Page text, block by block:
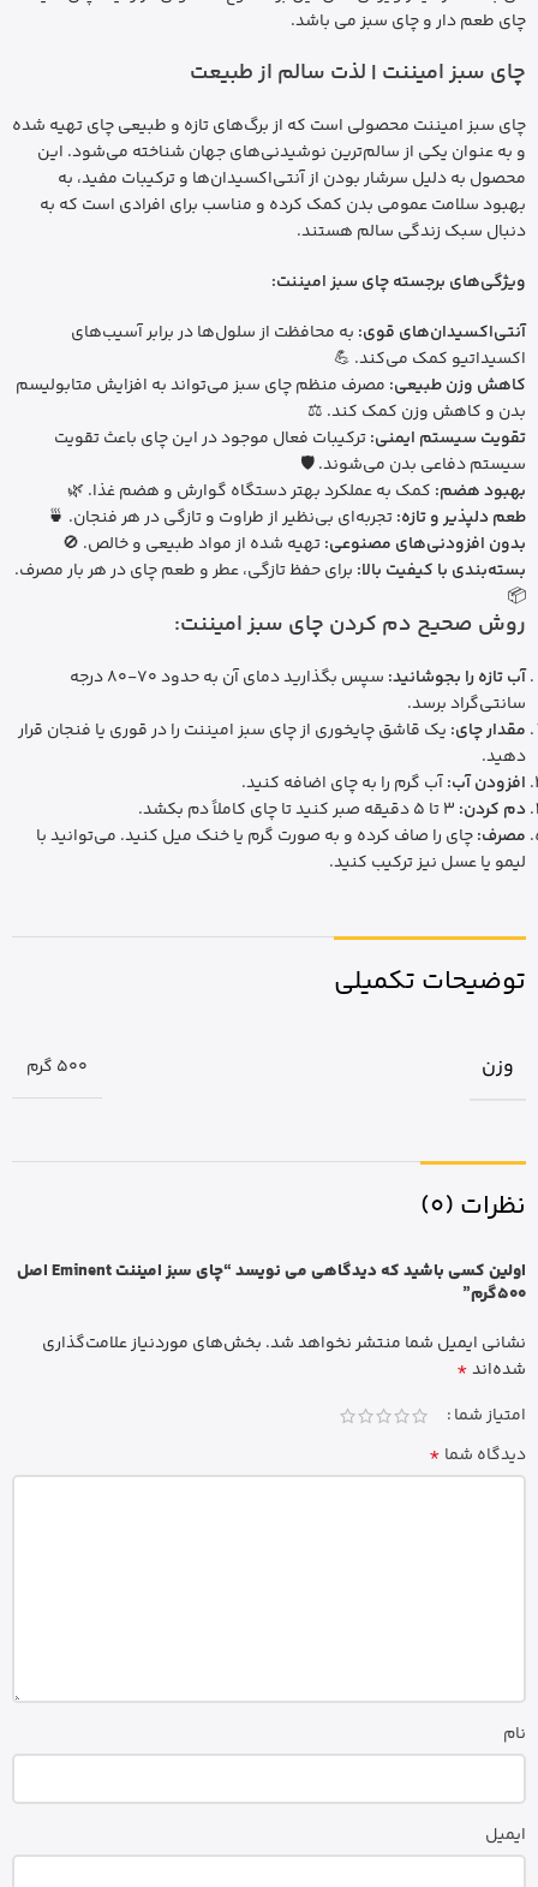
چای طعم دار و چای سبز می باشد.
چای سبز امیننت | لذت سالم از طبیعت
چای سبز امیننت محصولی است که از برگ‌های تازه و طبیعی چای تهیه شده
و به عنوان یکی از سالم‌ترین نوشیدنی‌های جهان شناخته می‌شود. این
محصول به دلیل سرشار بودن از آنتی‌اکسیدان‌ها و ترکیبات مفید، به
بهبود سلامت عمومی بدن کمک کرده و مناسب برای افرادی است که به
دنبال سبک زندگی سالم هستند.
ویژگی‌های برجسته چای سبز امیننت:
آنتی‌اکسیدان‌های قوی: به محافظت از سلول‌ها در برابر آسیب‌های
اکسیداتیو کمک می‌کند. 💪
کاهش وزن طبیعی: مصرف منظم چای سبز می‌تواند به افزایش متابولیسم
بدن و کاهش وزن کمک کند. ⚖️
تقویت سیستم ایمنی:ترکیبات فعال موجود در این چای باعث تقویت
سیستم دفاعی بدن می‌شوند. 🛡️
بهبود هضم: کمک به عملکرد بهتر دستگاه گوارش و هضم غذا. 🌿
طعم دلپذیر و تازه:تجربه‌ای بی‌نظیر از طراوت و تازگی در هر فنجان. 🍵
بدون افزودنی‌های مصنوعی:تهیه شده از مواد طبیعی و خالص. 🚫
بسته‌بندی با کیفیت بالا: برای حفظ تازگی، عطر و طعم چای در هر بار مصرف.
📦
روش صحیح دم کردن چای سبز امیننت:
آب تازه را بجوشانید:
سپس بگذارید دمای آن به حدود 70-80 درجه
سانتی‌گراد برسد.
مقدار چای: یک قاشق چایخوری از چای سبز امیننت را در قوری یا فنجان قرار
دهید.
افزودن آب:آب گرم را به چای اضافه کنید.
دم کردن:
مصرف:چای را صاف کرده و به صورت گرم یا خنک میل کنید. می‌توانید با
لیمو یا عسل نیز ترکیب کنید.
توضیحات تکمیلی
وزن 500 گرم
نظرات (0)
اولین کسی باشید که دیدگاهی می نویسد “چای سبز امیننت Eminent اصل
500گرم”
نشانی ایمیل شما منتشر نخواهد شد. بخش‌های موردنیاز علامت‌گذاری
شده‌اند*
امتیاز شما
دیدگاه شما *
نام
ایمیل